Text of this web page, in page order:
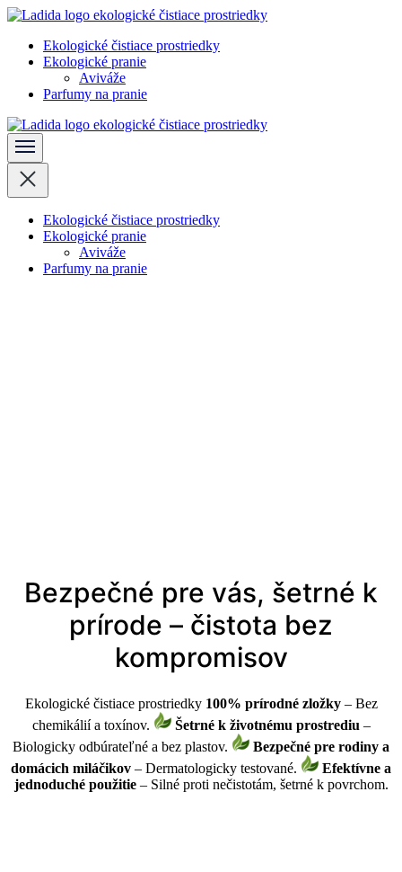
Skočiť
obsah
(stlačte
Ladida
Ekologické čistiace prostriedky
Ekologické pranie
Aviváže
Parfumy na pranie
Ladida
Ekologické čistiace prostriedky
Ekologické pranie
Aviváže
Parfumy na pranie
Bezpečné pre vás, šetrné k
prírode – čistota bez
kompromisov
Ekologické čistiace prostriedky 100% prírodné zložky– Bez
chemikálií a toxínov.
Šetrné k životnému prostrediu –
Biologicky odbúrateľné a bez plastov.
Bezpečné pre rodiny a
domácich miláčikov – Dermatologicky testované.
Efektívne a
jednoduché použitie– Silné proti nečistotám, šetrné k povrchom.